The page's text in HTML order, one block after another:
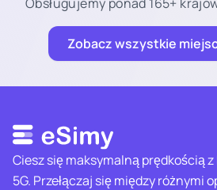
Zobacz wszystkie
Ciesz się maksymalną prędkością
5G. Przełączaj się między różnymi